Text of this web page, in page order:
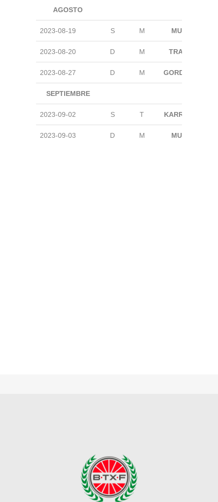
AGOSTO
2023-08-19 S M MUNGIA
2023-08-20 D M TRAPAGA
2023-08-27 D M GORDEXOLA
SEPTIEMBRE
2023-09-02 S T KARRANTZA
2023-09-03 D M MUNGIA